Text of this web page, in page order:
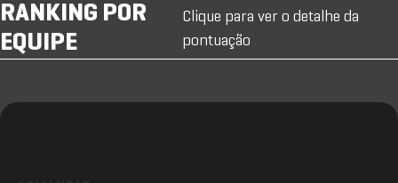
RANKING POR
EQUIPE
Clique para ver o detalhe da
pontuação